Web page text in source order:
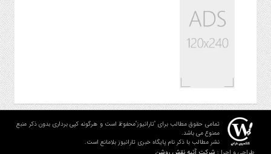
تمامی حقوق مطالب برای "تارانیوز"محفوظ است و هرگونه کپی برداری بدون ذکر منبع
ممنوع می باشد.
نشر مطالب با ذکر نام پایگاه خبری تارانیوز بلامانع است.